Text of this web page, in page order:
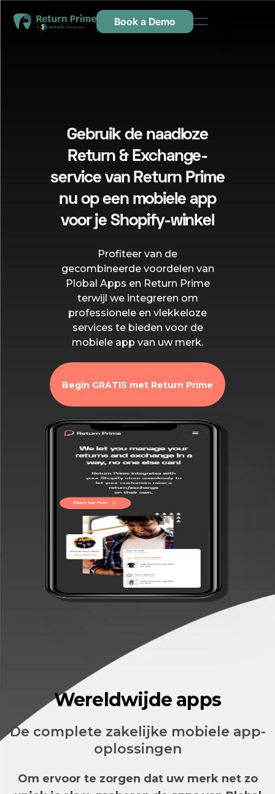
Book a Demo
Gebruik de naadloze
Return & Exchange-
service van Return Prime
nu op een mobiele app
voor je Shopify-winkel
Profiteer van de
gecombineerde voordelen van
Plobal Apps en Return Prime
terwijl we integreren om
professionele en vlekkeloze
services te bieden voor de
mobiele app van uw merk.
Begin GRATIS met Return Prime
Wereldwijde apps
De complete zakelijke mobiele app-
oplossingen
Om ervoor te zorgen dat uw merk net zo